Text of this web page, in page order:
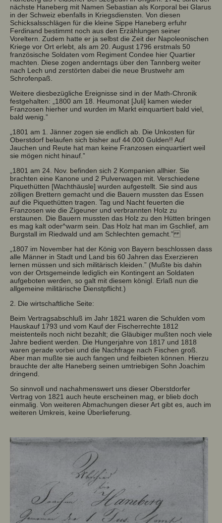
nächste Haneberg mit Namen Sebastian als Korporal bei Glarus
in der Schweiz ebenfalls in Kriegsdiensten. Von diesen
Schicksalsschlägen für die kleine Sippe Haneberg erfuhr
Ferdinand bestimmt noch aus den Erzählungen seiner
Voreltern. Zudem hatte er ja selbst die Zeit der Napoleonischen
Kriege vor Ort erlebt, als am 20. August 1796 erstmals 50
französische Soldaten vom Regiment Condee hier Quartier
machten. Diese zogen anderntags über den Tannberg weiter
nach Lech und zerstörten dabei die neue Brustwehr am
Schrofenpaß.
Weitere diesbezügliche Ereignisse sind in der Math-Chronik
festgehalten: „1800 am 18. Heumonat [Juli] kamen wieder
Franzosen hierher und wurden im Markt einquartiert bald viel,
bald wenig.”
„1801 am 1. Jänner zogen sie endlich ab. Die Unkosten für
Oberstdorf belaufen sich bisher auf 44.000 Gulden!! Auf
Jauchen und Reute hat man keine Franzosen einquartiert weil
sie mögen nicht hinauf.”
„1801 am 24. Nov. befinden sich 2 Kompanien allhier. Sie
brachten eine Kanone und 2 Pulverwagen mit. Verschiedene
Piquethütten [Wachthäusle] wurden aufgestellt. Sie sind aus
zölligen Brettern gemacht und die Bauern mussten das Essen
auf die Piquethütten tragen. Tag und Nacht feuerten die
Franzosen wie die Zigeuner und verbrannten Holz zu
erstaunen. Die Bauern mussten das Holz zu den Hütten bringen
es mag kalt oder^warm sein. Das Holz hat man im Gschlief, am
Burgstall im Riedwald und am Schlechten gemacht.”
„1807 im November hat der König von Bayern beschlossen dass
alle Männer in Stadt und Land bis 60 Jahren das Exerzieren
lernen müssen und sich militärisch kleiden.” (Mußte bis dahin
von der Ortsgemeinde lediglich ein Kontingent an Soldaten
aufgeboten werden, so galt mit diesem königl. Erlaß nun die
allgemeine militärische Dienstpflicht.)
2. Die wirtschaftliche Seite:
Beim Vertragsabschluß im Jahr 1821 waren die Schulden vom
Hauskauf 1793 und vom Kauf der Fischerrechte 1812
meistenteils noch nicht bezahlt; die Gläubiger mußten noch viele
Jahre bedient werden. Die Hungerjahre von 1817 und 1818
waren gerade vorbei und die Nachfrage nach Fischen groß.
Aber man mußte sie auch fangen und feilbieten können. Hierzu
brauchte der alte Haneberg seinen umtriebigen Sohn Joachim
dringend.
So sinnvoll und nachahmenswert uns dieser Oberstdorfer
Vertrag von 1821 auch heute erscheinen mag, er blieb doch
einmalig. Von weiteren Abmachungen dieser Art gibt es, auch im
weiteren Umkreis, keine Überlieferung.